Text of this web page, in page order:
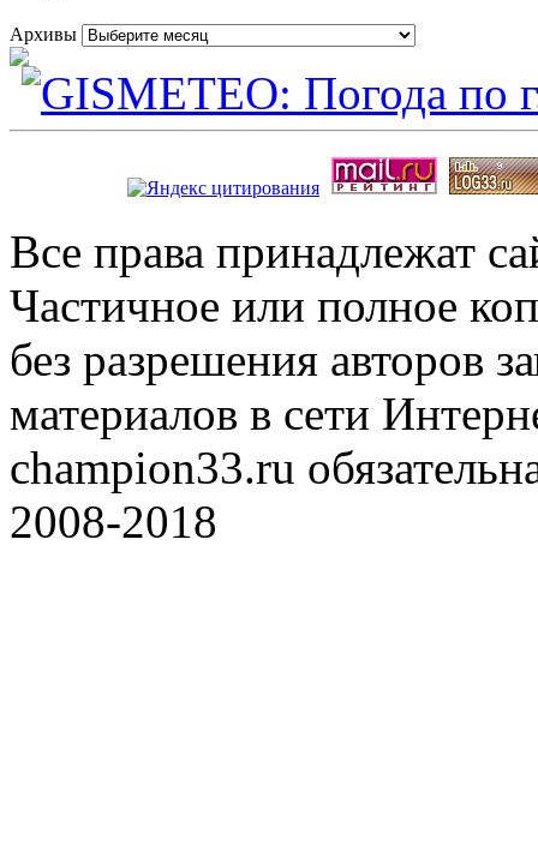
Архивы
Все права принадлежат
Частичное или полное
без разрешения авторов
материалов в сети
champion33.ru
2008-2018